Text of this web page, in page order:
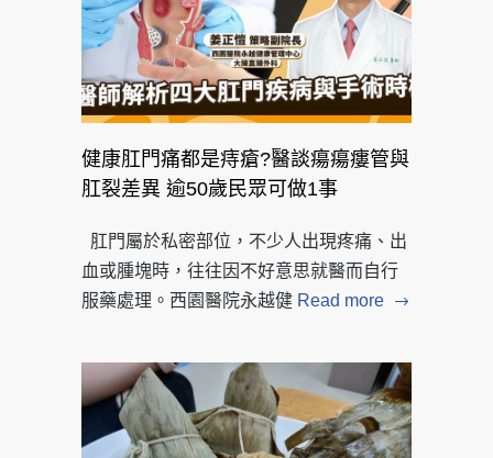
健康肛門痛都是痔瘡?醫談瘍瘍瘻管與
肛裂差異 逾50歲民眾可做1事
肛門屬於私密部位，不少人出現疼痛、出
血或腫塊時，往往因不好意思就醫而自行
服藥處理。西園醫院永越健 Read more